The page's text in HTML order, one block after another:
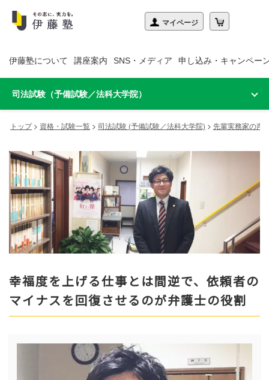
伊藤塾について 講座案内 SNS・メディア 申し込み・キャンペー
司法試験（予備試験／法科大学院）
トップ> 資格・試験一覧 > 司法試験 (予備試験／法科大学院) > 先輩実務家の声
幸福度を上げる仕事とは間逆で、依頼者の
マイナスを回復させるのが弁護士の役割